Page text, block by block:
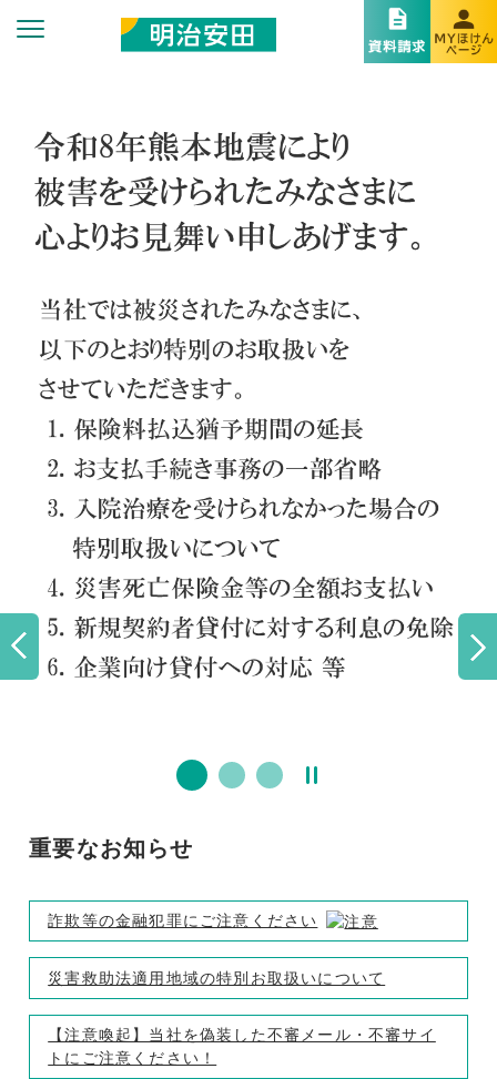
重要なお知らせ
詐欺等の金融犯罪にご注意ください
災害救助法適用地域の特別お取扱いについて
【注意喚起】当社を偽装した不審メール・不審サイ
トにご注意ください！